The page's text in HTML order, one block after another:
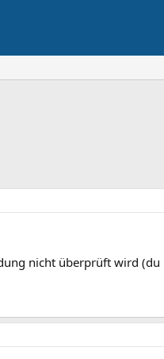
nicht überprüft wird (du